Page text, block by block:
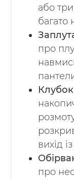
або
багато
про
вихід
про